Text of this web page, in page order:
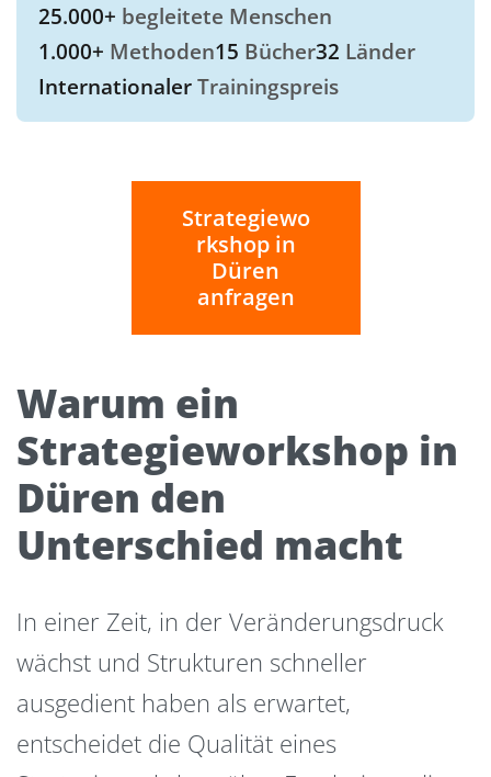
25.000+ begleitete Menschen
1.000+ Methoden15 Bücher32 Länder
InternationalerTrainingspreis
Strategiewo
rkshop in
Düren
anfragen
Warum ein
Strategieworkshop in
Düren den
Unterschied macht
In einer Zeit, in der Veränderungsdruck
wächst und Strukturen schneller
ausgedient haben als erwartet,
entscheidet die Qualität eines